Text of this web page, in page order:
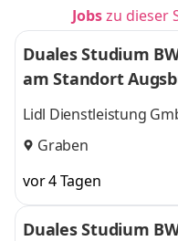
Jobszu dieser
Duales Studium
am Standort
Lidl Dienstleistung
Graben
vor 4 Tagen
Duales Studium